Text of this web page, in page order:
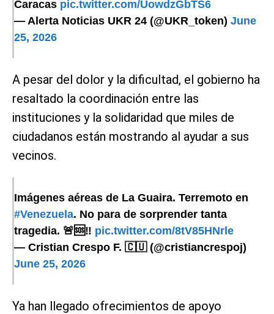
Caracas pic.twitter.com/UowdzGbTS6
— Alerta Noticias UKR 24 (@UKR_token) June
25, 2026
A pesar del dolor y la dificultad, el gobierno ha
resaltado la coordinación entre las
instituciones y la solidaridad que miles de
ciudadanos están mostrando al ayudar a sus
vecinos.
Imágenes aéreas de La Guaira. Terremoto en
#Venezuela. No para de sorprender tanta
tragedia. 🚨🆘‼️ pic.twitter.com/8tV85HNrle
— Cristian Crespo F. 🇨🇺 (@cristiancrespoj)
June 25, 2026
Ya han llegado ofrecimientos de apoyo